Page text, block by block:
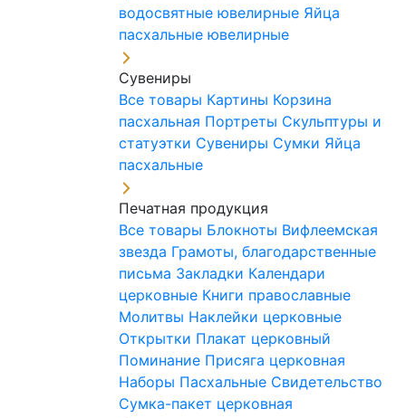
водосвятные ювелирные Яйца
пасхальные ювелирные
Сувениры
Все товары Картины Корзина
пасхальная Портреты Скульптуры и
статуэтки Сувениры Сумки Яйца
пасхальные
Печатная продукция
Все товары Блокноты Вифлеемская
звезда Грамоты, благодарственные
письма Закладки Календари
церковные Книги православные
Молитвы Наклейки церковные
Открытки Плакат церковный
Поминание Присяга церковная
Наборы Пасхальные Свидетельство
Сумка-пакет церковная